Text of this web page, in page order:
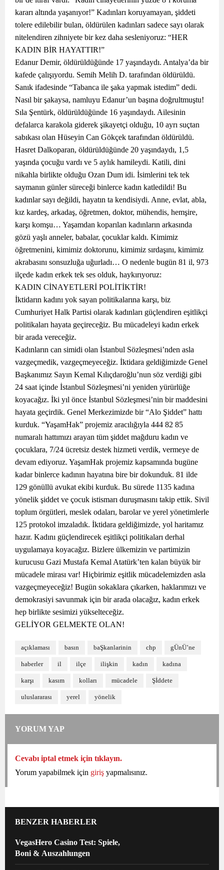
kararı altında yaşanıyor!” Kadınları koruyamayan, şiddeti
tolere edilebilir bulan, öldürülen kadınları sadece sayı olarak
nitelendiren zihniyete bir kez daha sesleniyoruz: “HER
KADIN BİR HAYATTIR!”
Edanur Demir, öldürüldüğünde 17 yaşındaydı. Antalya’da bir
kafede çalışıyordu. Semih Melih D. tarafından öldürüldü.
Sanık ifadesinde “Tabanca ile şaka yapmak istedim” dedi.
Nasıl bir şakaysa, namluyu Edanur’un başına doğrultmuştu!
Sıla Şentürk, öldürüldüğünde 16 yaşındaydı. Ailesinin
defalarca karakola giderek şikayetçi olduğu, 10 ayrı suçtan
sabıkası olan Hüseyin Can Gökçek tarafından öldürüldü.
Hasret Dalkoparan, öldürüldüğünde 20 yaşındaydı, 1,5
yaşında çocuğu vardı ve 5 aylık hamileydi. Katili, dini
nikahla birlikte olduğu Ozan Dum idi. İsimlerini tek tek
saymanın günler süreceği binlerce kadın katledildi! Bu
kadınlar sayı değildi, hayatın ta kendisiydi. Anne, evlat, abla,
kız kardeş, arkadaş, öğretmen, doktor, mühendis, hemşire,
karşı komşu… Yaşamdan koparılan kadınların arkasında
gözü yaşlı anneler, babalar, çocuklar kaldı. Kimimiz
öğretmenini, kimimiz doktorunu, kimimiz sırdaşını, kimimiz
akrabasını sonsuzluğa uğurladı… O nedenle bugün 81 il, 973
ilçede kadın erkek tek ses olduk, haykırıyoruz:
KADIN CİNAYETLERİ POLİTİKTİR!
İktidarın kadını yok sayan politikalarına karşı, biz
Cumhuriyet Halk Partisi olarak kadınları güçlendiren eşitlikçi
politikaları hayata geçireceğiz. Bu mücadeleyi kadın erkek
bir arada vereceğiz.
Kadınların can simidi olan İstanbul Sözleşmesi’nden asla
vazgeçmedik, vazgeçmeyeceğiz. İktidara geldiğimizde Genel
Başkanımız Sayın Kemal Kılıçdaroğlu’nun söz verdiği gibi
24 saat içinde İstanbul Sözleşmesi’ni yeniden yürürlüğe
koyacağız. İki yıl önce İstanbul Sözleşmesi’nin bir maddesini
hayata geçirdik. Genel Merkezimizde bir “Alo Şiddet” hattı
kurduk. “YaşamHak” projemiz aracılığıyla 444 82 85
numaralı hattımızı arayan tüm şiddet mağduru kadın ve
çocuklara, 7/24 ücretsiz destek hizmeti verdik, vermeye de
devam ediyoruz. YaşamHak projemiz kapsamında bugüne
kadar binlerce kadının hayatına bire bir dokunduk. 81 ilde
129 gönüllü avukat ekibi kurduk. Bu sürede 1135 kadına
yönelik şiddet ve çocuk istismarı duruşmasını takip ettik. Sivil
toplum örgütleri, meslek odaları, barolar ve yerel yönetimlerle
125 protokol imzaladık. İktidara geldiğimizde, yol haritamız
hazır. Kadını güçlendirecek eşitlikçi politikaları derhal
uygulamaya koyacağız. Bizlere ülkemizin ve partimizin
kurucusu Gazi Mustafa Kemal Atatürk’ten kalan ​büyük bir
mücadele mirası var! Hiçbirimiz eşitlik mücadelemizden asla
vazgeçmeyeceğiz! Bugün sokaklara çıkarken, haklarımızı ve
demokrasiyi savunmak için bir arada olacağız, kadın erkek
hep birlikte sesimizi yükselteceğiz.
GELİYOR GELMEKTE OLAN!
açıklaması basın baŞkanlarinin chp gÜnÜ’ne
haberler il ilçe ilişkin kadın kadına
karşı kasım kolları mücadele Şİddete
uluslararası yerel yönelik
YORUM YAP
Cevabı iptal etmek için tıklayın.
Yorum yapabilmek için giriş yapmalısınız.
BENZER HABERLER
VegasHero Casino Test: Spiele,
Boni & Auszahlungen